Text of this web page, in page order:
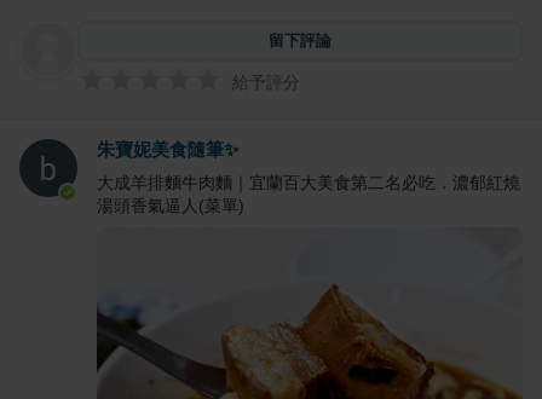
留下評論
給予評分
朱寶妮美食隨筆✨
大成羊排麵牛肉麵｜宜蘭百大美食第二名必吃．濃郁紅燒
湯頭香氣逼人(菜單)